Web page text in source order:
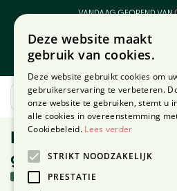
VANDAAG GEOPEND VAN
Kerstboom orillia
groen
3 stuks in voorraad
Deze website maakt
gebruik van cookies.
Deze website gebruikt cookies om
gebruikerservaring te verbeteren.
onze website te gebruiken, stemt u
alle cookies in overeenstemming
Cookiebeleid. Lees verder
STRIKT NOODZAKELIJK
PRESTATIE